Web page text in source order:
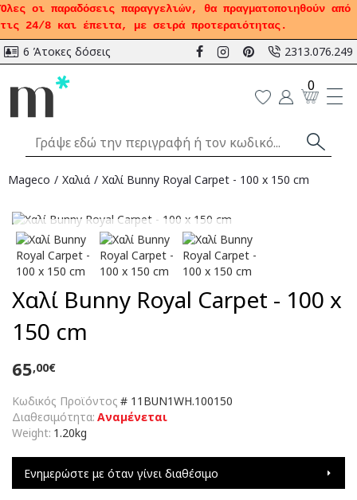
Όλες οι παραδόσεις παραγγελιών, θα πραγματοποιηθούν από
τις 24/8 και έπειτα, με σειρά προτεραιότητας.
6 Άτοκες δόσεις 2313.076.249
0
Mageco Χαλιά Χαλί Bunny Royal Carpet - 100 x 150 cm
Αναμένεται
Χαλί Bunny Royal Carpet - 100 x
150 cm
Κωδικός Προϊόντος # 11BUN1WH.100150
Διαθεσιμότητα: Αναμένεται
Weight: 1.20kg
65,00€
Ενημερώστε με όταν γίνει διαθέσιμο